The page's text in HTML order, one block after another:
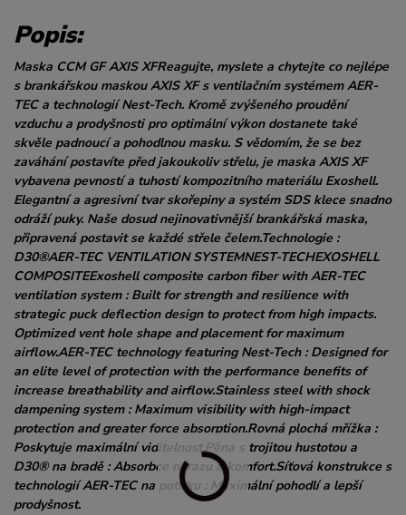
Popis:
Maska CCM GF AXIS XFReagujte, myslete a chytejte co nejlépe
s brankářskou maskou AXIS XF s ventilačním systémem AER-
TEC a technologií Nest-Tech. Kromě zvýšeného proudění
vzduchu a prodyšnosti pro optimální výkon dostanete také
skvěle padnoucí a pohodlnou masku. S vědomím, že se bez
zaváhání postavíte před jakoukoliv střelu, je maska AXIS XF
vybavena pevností a tuhostí kompozitního materiálu Exoshell.
Elegantní a agresivní tvar skořepiny a systém SDS klece snadno
odráží puky. Naše dosud nejinovativnější brankářská maska,
připravená postavit se každé střele čelem.Technologie :
D30®AER-TEC VENTILATION SYSTEMNEST-TECHEXOSHELL
COMPOSITEExoshell composite carbon fiber with AER-TEC
ventilation system : Built for strength and resilience with
strategic puck deflection design to protect from high impacts.
Optimized vent hole shape and placement for maximum
airflow.AER-TEC technology featuring Nest-Tech : Designed for
an elite level of protection with the performance benefits of
increase breathability and airflow.Stainless steel with shock
dampening system : Maximum visibility with high-impact
protection and greater force absorption.Rovná plochá mřížka :
Poskytuje maximální viditelnost.Pěna s trojitou hustotou a
D30® na bradě : Absorbce nárazu a komfort.Síťová konstrukce s
technologií AER-TEC na potítku : Maximální pohodlí a lepší
prodyšnost.